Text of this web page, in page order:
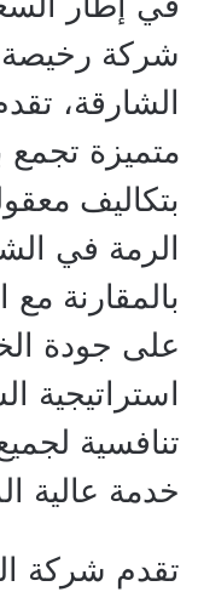
شركة رخيصة
الشارقة،
متميزة تجمع
بتكاليف
الرمة في
بالمقارنة
على جودة
استراتيجية
تنافسية
خدمة عالية
تقدم شركة